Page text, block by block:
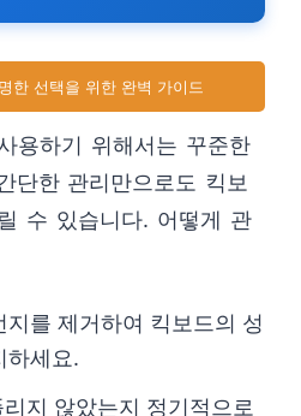
한 선택을 위한 완벽 가이드
용하기 위해서는 꾸준한
단한 관리만으로도 킥보
수 있습니다. 어떻게 관
지를 제거하여 킥보드의 성
하세요.
지 않았는지 정기적으로